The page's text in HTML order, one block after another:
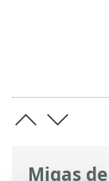
Migas